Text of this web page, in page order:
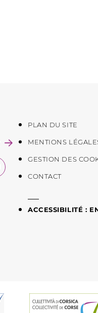
PLAN DU SITE
MENTIONS
GESTION DES
CONTACT
ACCESSIBILITÉ :